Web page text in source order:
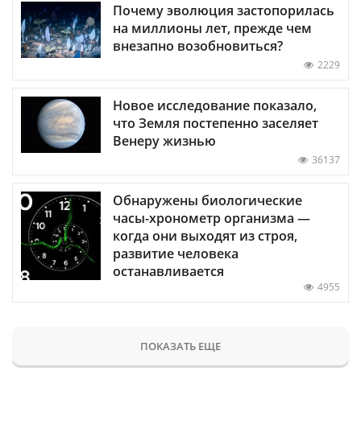
Почему эволюция застопорилась
на миллионы лет, прежде чем
внезапно возобновиться?
2229
Новое исследование показало,
что Земля постепенно заселяет
Венеру жизнью
36137
Обнаружены биологические
часы-хронометр организма —
когда они выходят из строя,
развитие человека
останавливается
4955
ПОКАЗАТЬ ЕЩЕ